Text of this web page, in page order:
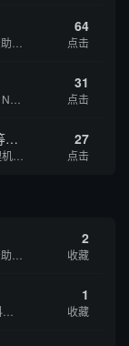
64
点击
31
点击
Radix注册局（管理.site、.online等顶级域名） 27
点击
2
收藏
1
收藏